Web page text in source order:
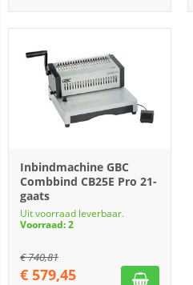
Inbindmachine GBC
Combbind CB25E Pro 21-
gaats
Uit voorraad leverbaar.
Voorraad: 2
€740,81
€ 579,45